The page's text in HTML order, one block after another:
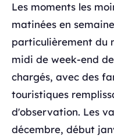
Les moments les
matinées en
particulièrement du
midi de week-end
chargés, avec des
touristiques
d'observation. Les
décembre, début